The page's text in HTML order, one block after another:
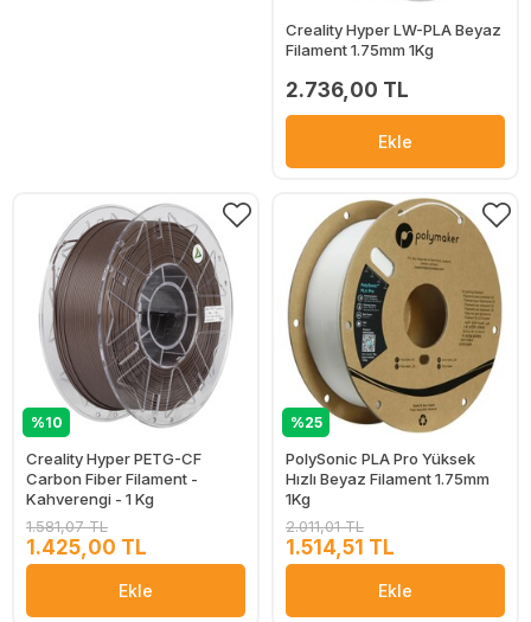
Creality Hyper LW-PLA Beyaz
Filament 1.75mm 1Kg
2.736,00 TL
Ekle
%10
Creality Hyper PETG-CF
Carbon Fiber Filament -
Kahverengi - 1 Kg
1.581,07 TL
1.425,00 TL
Ekle
%25
PolySonic PLA Pro Yüksek
Hızlı Beyaz Filament 1.75mm
1Kg
2.011,01 TL
1.514,51 TL
Ekle